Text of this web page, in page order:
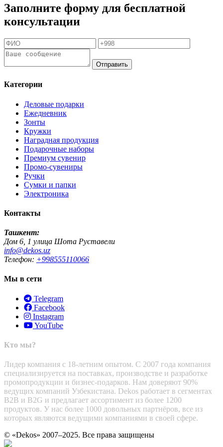
Заполните форму для бесплатной
консультации
Отправить
Категории
Деловые подарки
Ежедневник
Зонты
Кружки
Наградная продукция
Подарочные наборы
Премиум сувенир
Промо-сувениры
Ручки
Сумки и папки
Электроника
Контакты
Ташкент:
Дом 6, 1 улица Шота Руставели
info@dekos.uz
Телефон: +998555110066
Мы в сети
Telegram
Facebook
Instagram
YouTube
Кто мы?
Лидер компания с 18-летним опытом. С 2007 года компания
специализируется на поставках, производстве и разработке
промопродукции и бизнес-подарков. Нам доверяют 90%
ведущих компаний Узбекистана. Dekos работает в сегментах
B2B и B2G и предлагает ассортимент из более 1200
продуктов. У нас более 1000 довольных партнёров, все из
которых являются ведущими компаниями в своей сфере.
© «Dekos» 2007–2025. Все права защищены